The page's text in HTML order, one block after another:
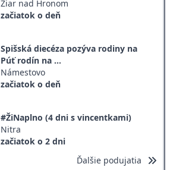
Žiar nad Hronom
začiatok o deň
Spišská diecéza pozýva rodiny na
Púť rodín na ...
Námestovo
začiatok o deň
#ŽiNaplno (4 dni s vincentkami)
Nitra
začiatok o 2 dni
Ďalšie podujatia